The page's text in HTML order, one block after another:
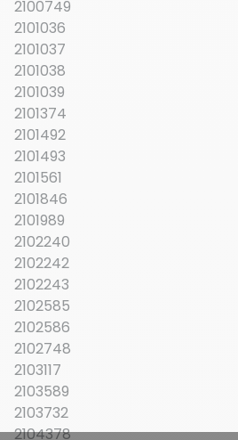
2100749
2101036
2101037
2101038
2101039
2101374
2101492
2101493
2101561
2101846
2101989
2102240
2102242
2102243
2102585
2102586
2102748
2103117
2103589
2103732
2104378